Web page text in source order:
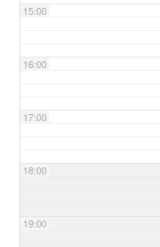
15:00
16:00
17:00
18:00
19:00